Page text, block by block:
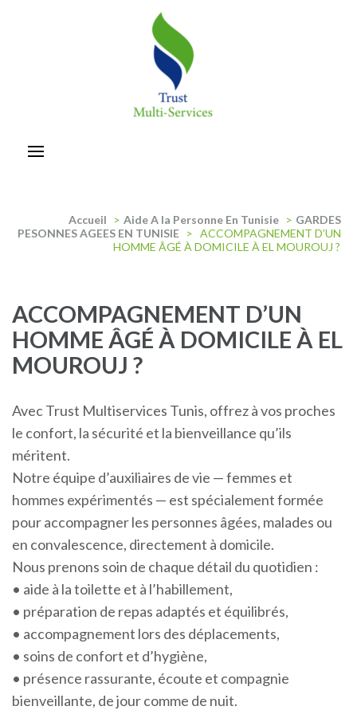
Accueil > Aide A la Personne En Tunisie > GARDES
PESONNES AGEES EN TUNISIE > ACCOMPAGNEMENT D’UN
HOMME ÂGÉ À DOMICILE À EL MOUROUJ ?
ACCOMPAGNEMENT D’UN
HOMME ÂGÉ À DOMICILE À EL
MOUROUJ ?
Avec Trust Multiservices Tunis, offrez à vos proches
le confort, la sécurité et la bienveillance qu’ils
méritent.
Notre équipe d’auxiliaires de vie — femmes et
hommes expérimentés — est spécialement formée
pour accompagner les personnes âgées, malades ou
en convalescence, directement à domicile.
Nous prenons soin de chaque détail du quotidien :
• aide à la toilette et à l’habillement,
• préparation de repas adaptés et équilibrés,
• accompagnement lors des déplacements,
• soins de confort et d’hygiène,
• présence rassurante, écoute et compagnie
bienveillante, de jour comme de nuit.